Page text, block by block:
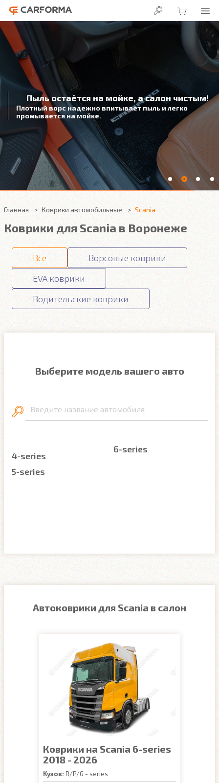
В салоне сухо!
3D подножка надежно защитит
от влаги под автомобильным ковриком
Главная Коврики автомобильные Scania
Коврики для Scania в Воронеже
Все
Ворсовые коврики
EVA коврики
Водительские коврики
Выберите модель вашего авто
Введите название автомобиля
4-series
5-series
6-series
Автоковрики для Scania в салон
Коврики на Scania 6-series
2018 - 2026
Кузов: R/P/G - series